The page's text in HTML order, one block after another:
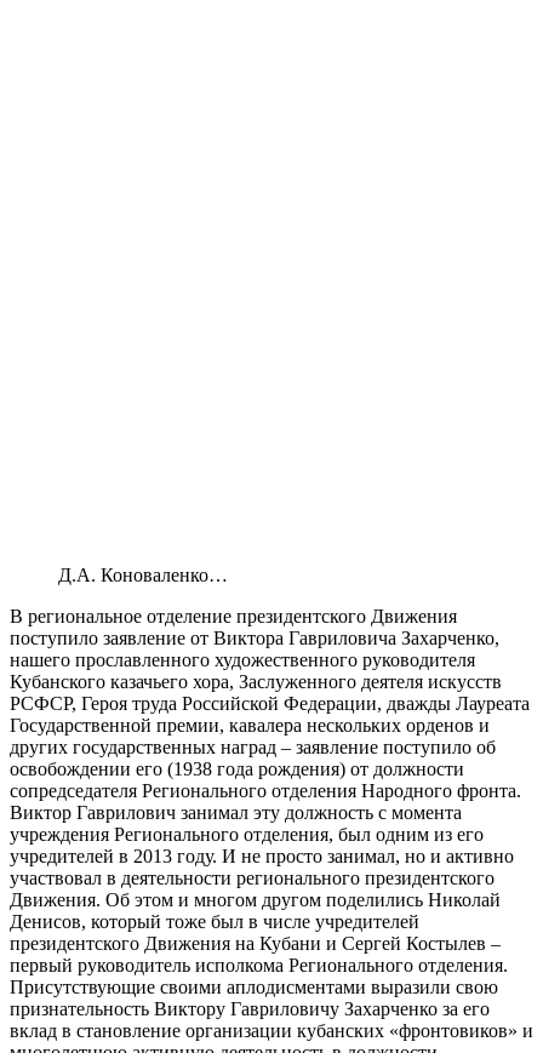
Д.А. Коноваленко…
В региональное отделение президентского Движения
поступило заявление от Виктора Гавриловича Захарченко,
нашего прославленного художественного руководителя
Кубанского казачьего хора, Заслуженного деятеля искусств
РСФСР, Героя труда Российской Федерации, дважды Лауреата
Государственной премии, кавалера нескольких орденов и
других государственных наград – заявление поступило об
освобождении его (1938 года рождения) от должности
сопредседателя Регионального отделения Народного фронта.
Виктор Гаврилович занимал эту должность с момента
учреждения Регионального отделения, был одним из его
учредителей в 2013 году. И не просто занимал, но и активно
участвовал в деятельности регионального президентского
Движения. Об этом и многом другом поделились Николай
Денисов, который тоже был в числе учредителей
президентского Движения на Кубани и Сергей Костылев –
первый руководитель исполкома Регионального отделения.
Присутствующие своими аплодисментами выразили свою
признательность Виктору Гавриловичу Захарченко за его
вклад в становление организации кубанских «фронтовиков» и